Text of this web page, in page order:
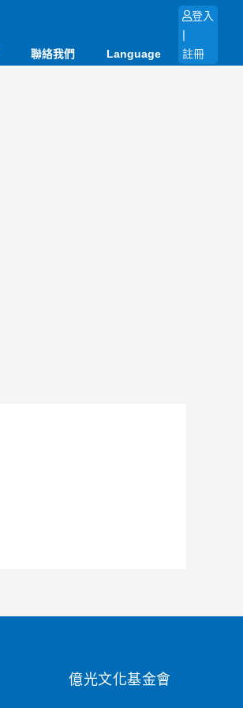
聯絡我們 Language
登入
|
註冊
億光文化基金會